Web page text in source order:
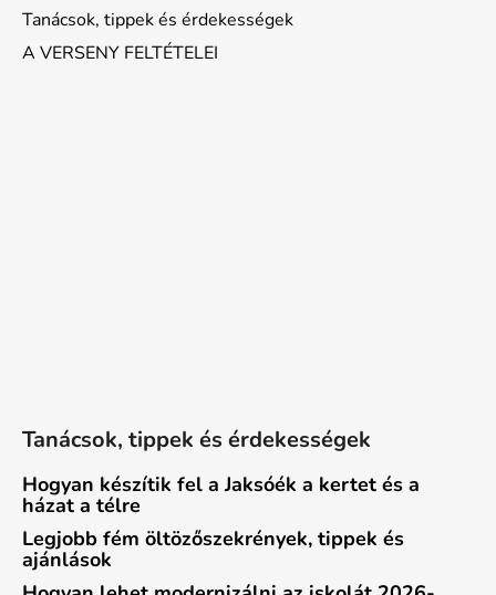
Tanácsok, tippek és érdekességek
A VERSENY FELTÉTELEI
Tanácsok, tippek és érdekességek
Hogyan készítik fel a Jaksóék a kertet és a
házat a télre
Legjobb fém öltözőszekrények, tippek és
ajánlások